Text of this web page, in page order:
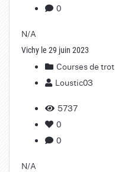
0
N/A
Vichy le 29 juin 2023
Courses de trot
Loustic03
5737
0
0
N/A